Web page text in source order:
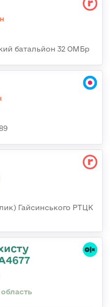
батальйон 32 ОМБр
Гайсинського РТЦК
область